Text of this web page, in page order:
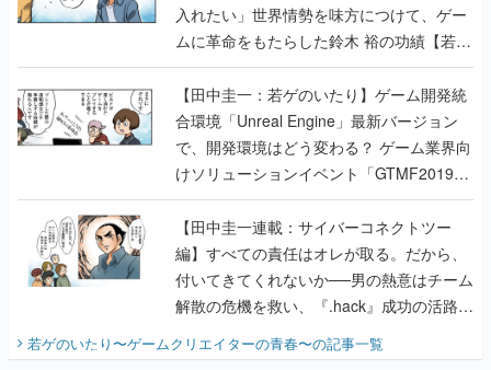
入れたい」世界情勢を味方につけて、ゲー
ムに革命をもたらした鈴木 裕の功績【若ゲ
のいたり】
【田中圭一：若ゲのいたり】ゲーム開発統
合環境「Unreal Engine」最新バージョン
で、開発環境はどう変わる？ ゲーム業界向
けソリューションイベント「GTMF2019」
に行って、より理解を深めよう【PR】
【田中圭一連載：サイバーコネクトツー
編】すべての責任はオレが取る。だから、
付いてきてくれないか──男の熱意はチーム
解散の危機を救い、『.hack』成功の活路を
『少年ジャンプ』色だった【若ゲのいた
若ゲのいたり〜ゲームクリエイターの青春〜の記事一覧